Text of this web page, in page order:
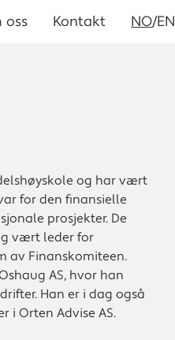
oss Kontakt NO/EN
og har vært
for den finansielle
prosjekter. De
vært leder for
av Finanskomiteen.
AS, hvor han
Han er i dag også
i Orten Advise AS.